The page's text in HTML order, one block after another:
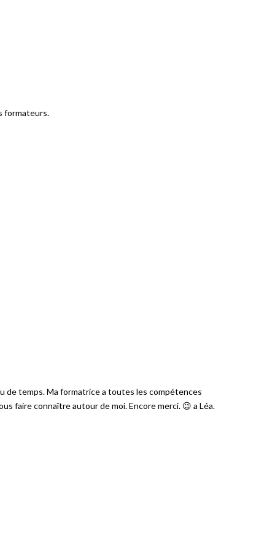
formateurs.
de temps. Ma formatrice a toutes les compétences
faire connaître autour de moi. Encore merci. 😉 a Léa.